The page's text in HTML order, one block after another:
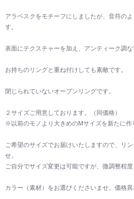
アラベスクをモチーフにしましたが、音符の
す。
表面にテクスチャーを加え、アンティーク調な
お持ちのリングと重ね付けしても素敵です。
閉じられていないオープンリングです。
２サイズご用意しております。（同価格）
※以前のモノより大きめのMサイズを新たに作
ご希望のサイズでお届けいたしますので、リ
せ。
ご自分でサイズ変更は可能ですが、微調整程度
カラー（素材）をお選びくださいませ。価格異